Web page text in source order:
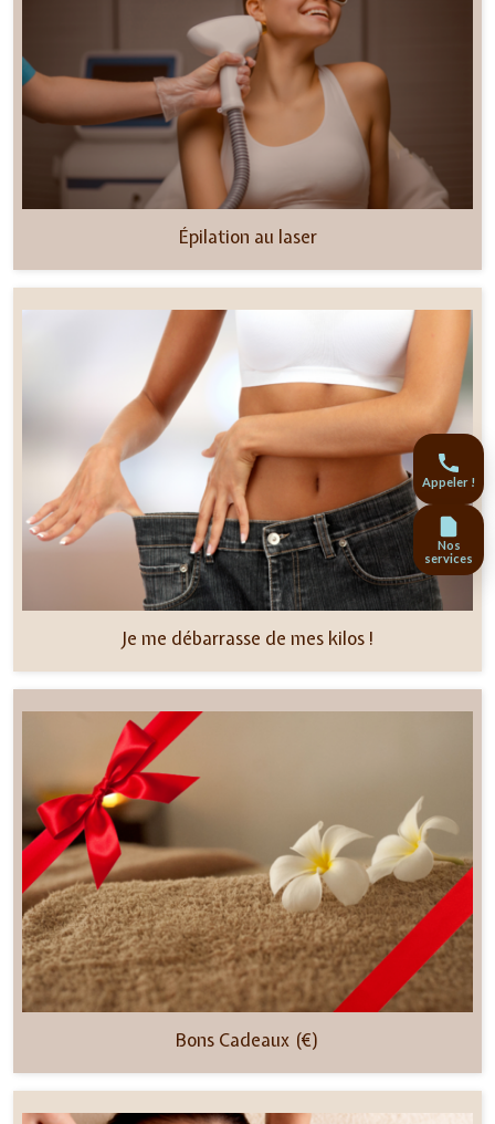
Épilation au laser
Je me débarrasse de mes kilos !
Bons Cadeaux (€)
Appeler !
Nos
services